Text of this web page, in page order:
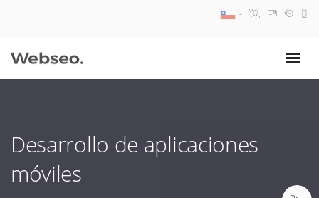
Desarrollo de aplicaciones
móviles
09:30 AM A 18:30 PM